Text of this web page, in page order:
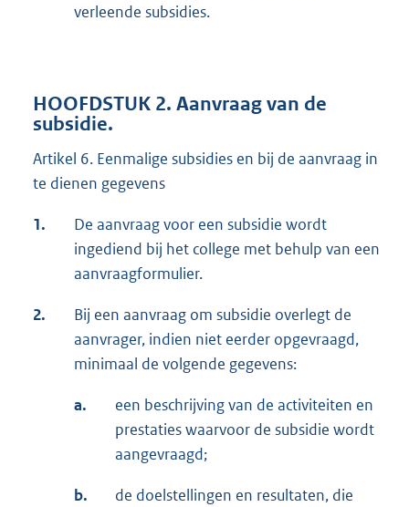
verleende subsidies.
HOOFDSTUK 2. Aanvraag van de
subsidie.
Artikel 6. Eenmalige subsidies en bij de aanvraag in
te dienen gegevens
1.
De aanvraag voor een subsidie wordt
ingediend bij het college met behulp van een
aanvraagformulier.
2.
Bij een aanvraag om subsidie overlegt de
aanvrager, indien niet eerder opgevraagd,
minimaal de volgende gegevens:
a.
een beschrijving van de activiteiten en
prestaties waarvoor de subsidie wordt
aangevraagd;
b.
de doelstellingen en resultaten, die